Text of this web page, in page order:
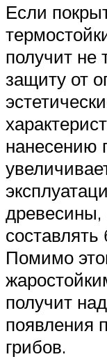
Если
получит не
защиту от
нанесению
древесины,
составлять
Помимо
получит
появления
грибов.